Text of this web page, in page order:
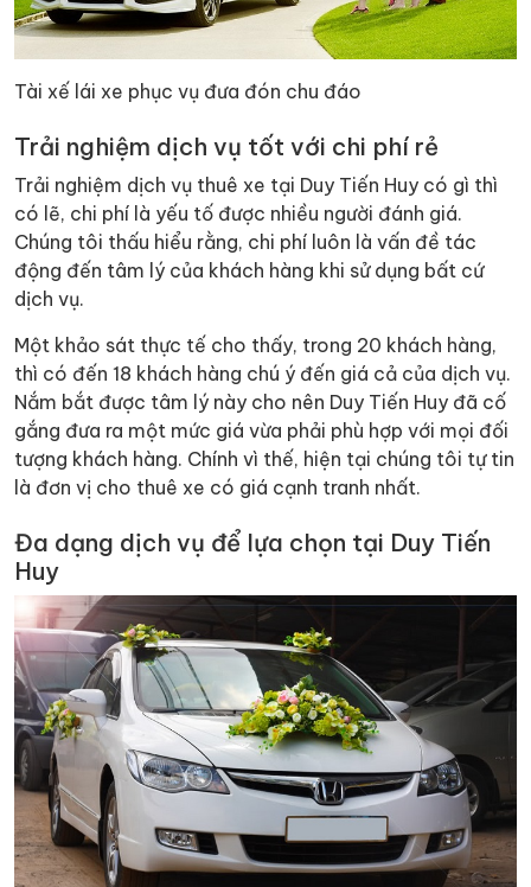
Tài xế lái xe phục vụ đưa đón chu đáo
Trải nghiệm dịch vụ tốt với chi phí rẻ
Trải nghiệm dịch vụ thuê xe tại Duy Tiến Huy có gì thì
có lẽ, chi phí là yếu tố được nhiều người đánh giá.
Chúng tôi thấu hiểu rằng, chi phí luôn là vấn đề tác
động đến tâm lý của khách hàng khi sử dụng bất cứ
dịch vụ.
Một khảo sát thực tế cho thấy, trong 20 khách hàng,
thì có đến 18 khách hàng chú ý đến giá cả của dịch vụ.
Nắm bắt được tâm lý này cho nên Duy Tiến Huy đã cố
gắng đưa ra một mức giá vừa phải phù hợp với mọi đối
tượng khách hàng. Chính vì thế, hiện tại chúng tôi tự tin
là đơn vị cho thuê xe có giá cạnh tranh nhất.
Đa dạng dịch vụ để lựa chọn tại Duy Tiến
Huy